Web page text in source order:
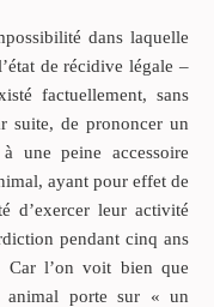
dans laquelle
de récidive légale –
factuellement, sans
suite, de prononcer un
une peine accessoire
ayant pour effet de
d’exercer leur activité
pendant cinq ans
Car l’on voit bien que
animal porte sur « un